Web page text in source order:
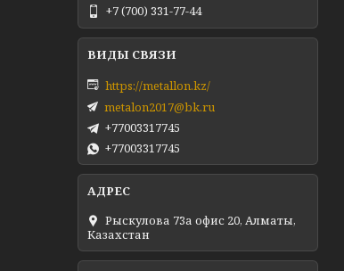
+7 (700) 331-77-44
https://metallon.kz/
metalon2017@bk.ru
+77003317745
+77003317745
Рыскулова 73а офис 20, Алматы,
Казахстан